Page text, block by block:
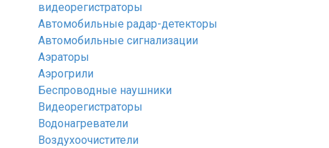
видеорегистраторы
Автомобильные радар-детекторы
Автомобильные сигнализации
Аэраторы
Аэрогрили
Беспроводные наушники
Видеорегистраторы
Водонагреватели
Воздухоочистители